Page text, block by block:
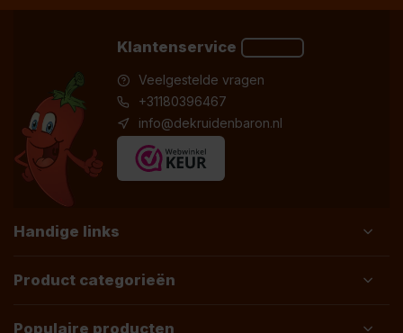
Klantenservice
Veelgestelde vragen
+31180396467
info@dekruidenbaron.nl
Handige links
Product categorieën
Populaire producten